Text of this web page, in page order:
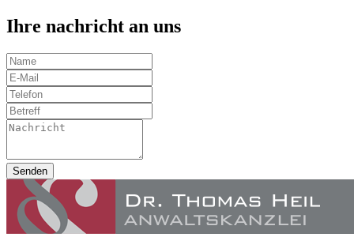
Ihre nachricht an uns
Senden